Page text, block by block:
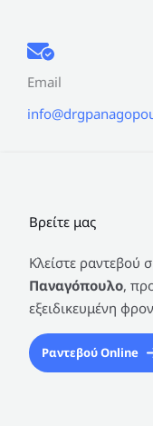
Email
Βρείτε μας
Κλείστε ραντεβού
Παναγόπουλο,
εξειδικευμένη
Ραντεβού Online